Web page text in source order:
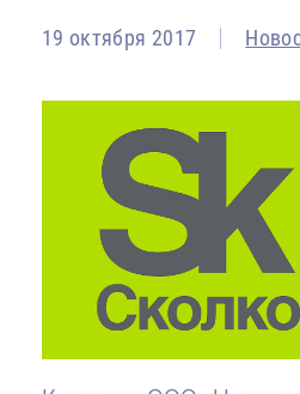
19 октября 2017